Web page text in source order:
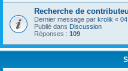
Recherche de
Dernier message par krolik «
Publié dans Discussion
Réponses : 109